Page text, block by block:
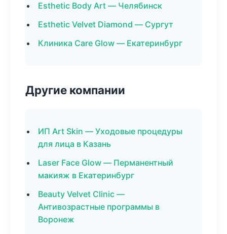
Esthetic Body Art — Челябинск
Esthetic Velvet Diamond — Сургут
Клиника Care Glow — Екатеринбург
Другие компании
ИП Art Skin — Уходовые процедуры
для лица в Казань
Laser Face Glow — Перманентный
макияж в Екатеринбург
Beauty Velvet Clinic —
Антивозрастные программы в
Воронеж